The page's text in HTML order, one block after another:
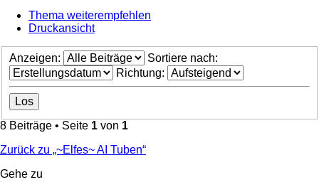
Thema weiterempfehlen
Druckansicht
Anzeigen:
Sortiere nach:
Richtung:
8 Beiträge • Seite 1 von 1
Zurück zu „~Elfes~ AI Tuben“
Gehe zu